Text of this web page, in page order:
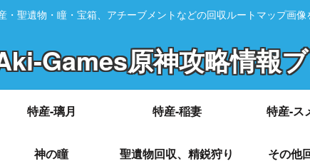
・聖遺物・瞳・宝箱、アチーブメントなどの回収ルートマップ画像
Games原神攻略情報
特産-璃月 特産-稲妻 特産-ス
神の瞳 聖遺物回収、精鋭狩り その他